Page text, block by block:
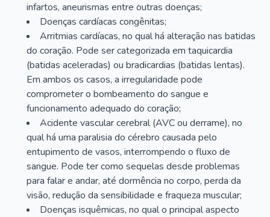
infartos, aneurismas entre outras doenças;
Doenças cardíacas congênitas;
Arritmias cardíacas, no qual há alteração nas batidas
do coração. Pode ser categorizada em taquicardia
(batidas aceleradas) ou bradicardias (batidas lentas).
Em ambos os casos, a irregularidade pode
comprometer o bombeamento do sangue e
funcionamento adequado do coração;
Acidente vascular cerebral (AVC ou derrame), no
qual há uma paralisia do cérebro causada pelo
entupimento de vasos, interrompendo o fluxo de
sangue. Pode ter como sequelas desde problemas
para falar e andar, até dormência no corpo, perda da
visão, redução da sensibilidade e fraqueza muscular;
Doenças isquêmicas, no qual o principal aspecto